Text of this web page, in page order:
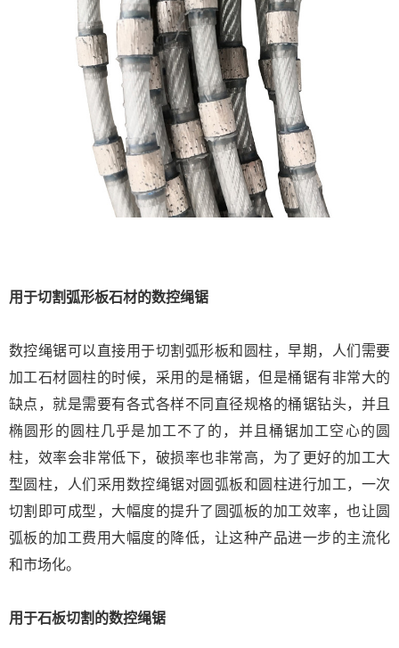
用于切割弧形板石材的数控绳锯
数控绳锯可以直接用于切割弧形板和圆柱，早期，人们需要
加工石材圆柱的时候，采用的是桶锯，但是桶锯有非常大的
缺点，就是需要有各式各样不同直径规格的桶锯钻头，并且
椭圆形的圆柱几乎是加工不了的，并且桶锯加工空心的圆
柱，效率会非常低下，破损率也非常高，为了更好的加工大
型圆柱，人们采用数控绳锯对圆弧板和圆柱进行加工，一次
切割即可成型，大幅度的提升了圆弧板的加工效率，也让圆
弧板的加工费用大幅度的降低，让这种产品进一步的主流化
和市场化。
用于石板切割的数控绳锯